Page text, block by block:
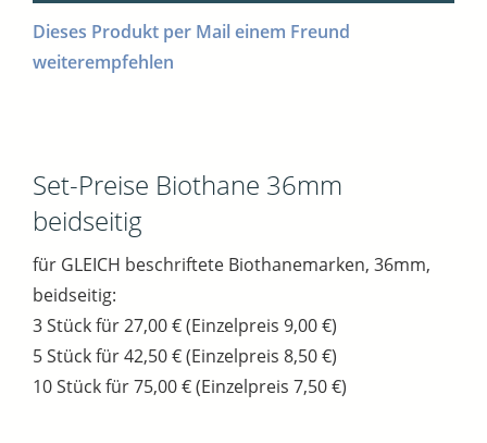
Dieses Produkt per Mail einem Freund
weiterempfehlen
Set-Preise Biothane 36mm
beidseitig
für GLEICH beschriftete Biothanemarken, 36mm,
beidseitig:
3 Stück für 27,00 € (Einzelpreis 9,00 €)
5 Stück für 42,50 € (Einzelpreis 8,50 €)
10 Stück für 75,00 € (Einzelpreis 7,50 €)